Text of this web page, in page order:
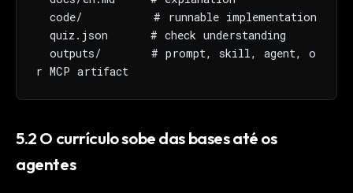
r MCP artifact
5.2 O currículo sobe das bases até os
agentes